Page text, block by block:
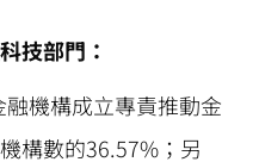
技部門：
機構成立專責推動金
構數的36.57%；另